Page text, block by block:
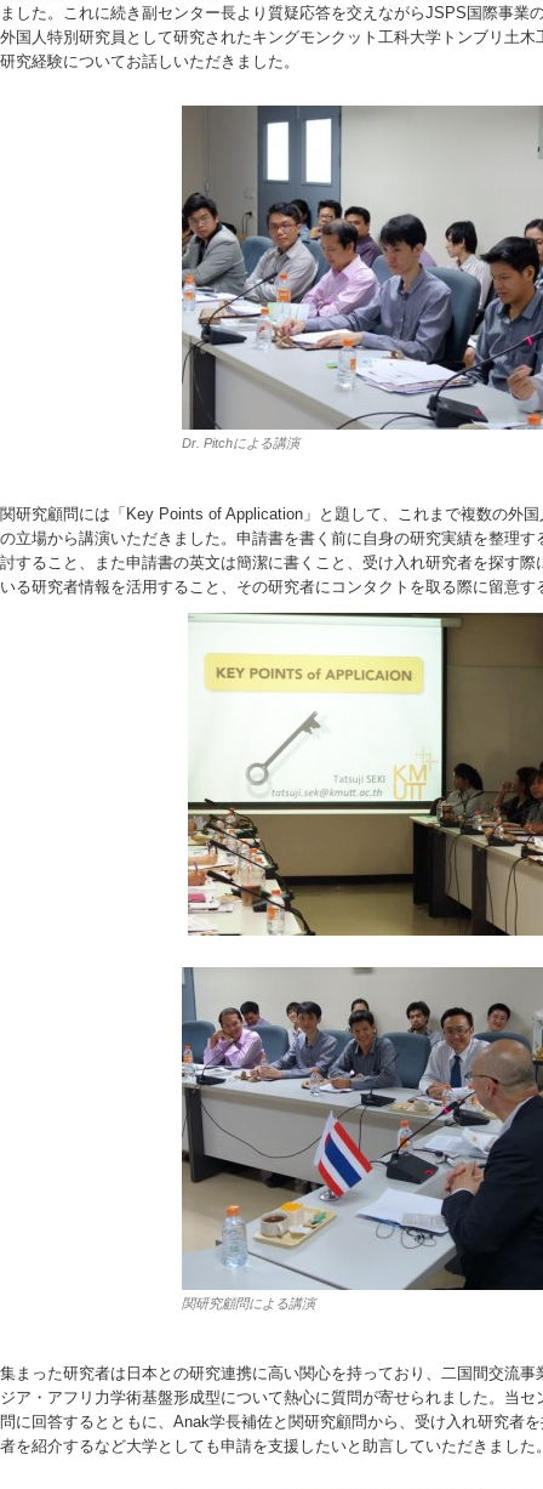
ました。これに続き副センター長より質疑応答を交えながらJSPS国際事業
外国人特別研究員として研究されたキングモンクット工科大学トンブリ土
研究経験についてお話しいただきました。
Dr. Pitchによる講演
関研究顧問には「Key Points of Application」と題して、これまで複数の外
の立場から講演いただきました。申請書を書く前に自身の研究実績を整理
討すること、また申請書の英文は簡潔に書くこと、受け入れ研究者を探す
いる研究者情報を活用すること、その研究者にコンタクトを取る際に留意
関研究顧問による講演
集まった研究者は日本との研究連携に高い関心を持っており、二国間交流
ジア・アフリ力学術基盤形成型について熱心に質問が寄せられました。当
問に回答するとともに、Anak学長補佐と関研究顧問から、受け入れ研究者
者を紹介するなど大学としても申請を支援したいと助言していただきました